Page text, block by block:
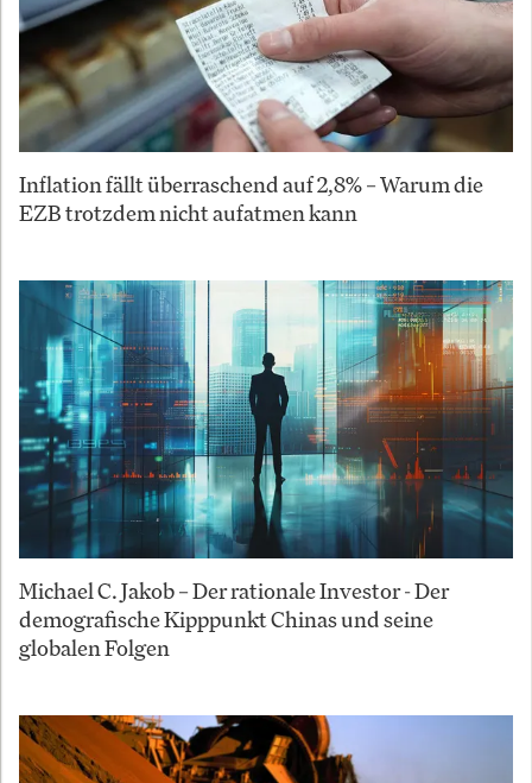
Inflation fällt überraschend auf 2,8% – Warum die
EZB trotzdem nicht aufatmen kann
Michael C. Jakob – Der rationale Investor - Der
demografische Kipppunkt Chinas und seine
globalen Folgen